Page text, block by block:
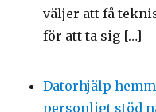
väljer att få
för att ta sig […]
Datorhjälp
personligt stöd